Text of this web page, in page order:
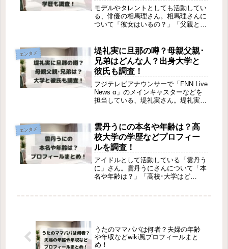
モデルやタレントとしても活動してい
る、俳優の相馬理さん。相馬理さんに
ついて「彼女はいるの？」「父親と母
など、気になった方も多いのではない
でしょうか。そこで本記事では「相馬
理に...
エンタメ
堤礼実に旦那の噂？母親父親･
兄弟はどんな人？出身大学と
彼氏も調査！
フジテレビアナウンサーで「FNN Live
News α」のメインキャスターなどを
担当している、堤礼実さん。堤礼実さ
はどんな人？」「出身大学は？」な
ど、気になった方も多いの...
エンタメ
雲丹うにの本名や年齢は？高
校大学の学歴などプロフィー
ルを調査！
アイドルとして活動している「雲丹う
に」さん。雲丹うにさんについて「本
名や年齢は？」「高校･大学はど
うたのママパパは何者？夫婦の年齢
や年収などwiki風プロフィールまと
め！